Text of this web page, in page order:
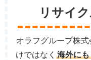
リサイ
オラフグループ株
けではなく海外に